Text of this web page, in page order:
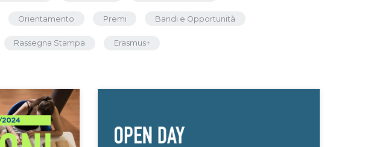
Orientamento Premi Bandi e Opportunità
Rassegna Stampa Erasmus+